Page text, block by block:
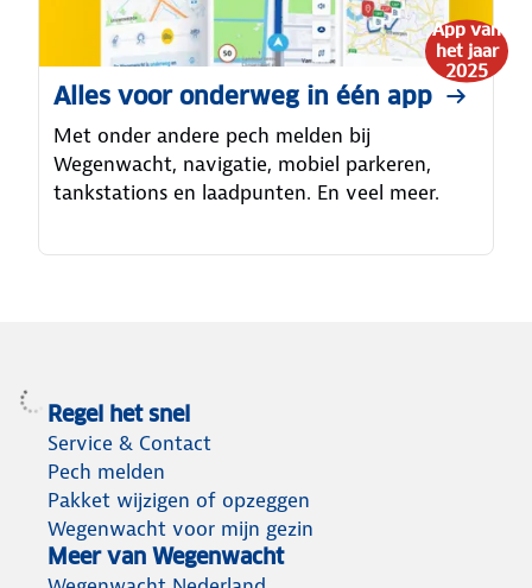
App van
het jaar
2025
Alles voor onderweg in één app
Met onder andere pech melden bij
Wegenwacht, navigatie, mobiel parkeren,
tankstations en laadpunten. En veel meer.
Regel het snel
Service & Contact
Pech melden
Pakket wijzigen of opzeggen
Wegenwacht voor mijn gezin
Meer van Wegenwacht